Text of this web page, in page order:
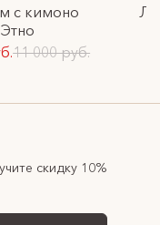
с кимоно
Этно
11 000 руб.
скидку 10%